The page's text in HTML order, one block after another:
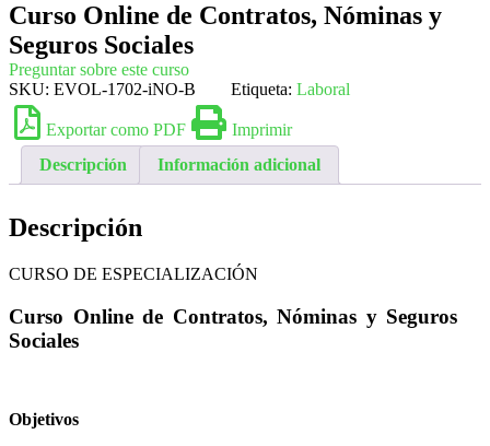
PRÁCTICO
Curso Online de Contratos, Nóminas y
Seguros Sociales
Preguntar sobre este curso
SKU: EVOL-1702-iNO-B Etiqueta: Laboral
Exportar como PDF
Imprimir
Descripción
Información adicional
Descripción
CURSO DE ESPECIALIZACIÓN
Curso Online de Contratos, Nóminas y Seguros
Sociales
Objetivos